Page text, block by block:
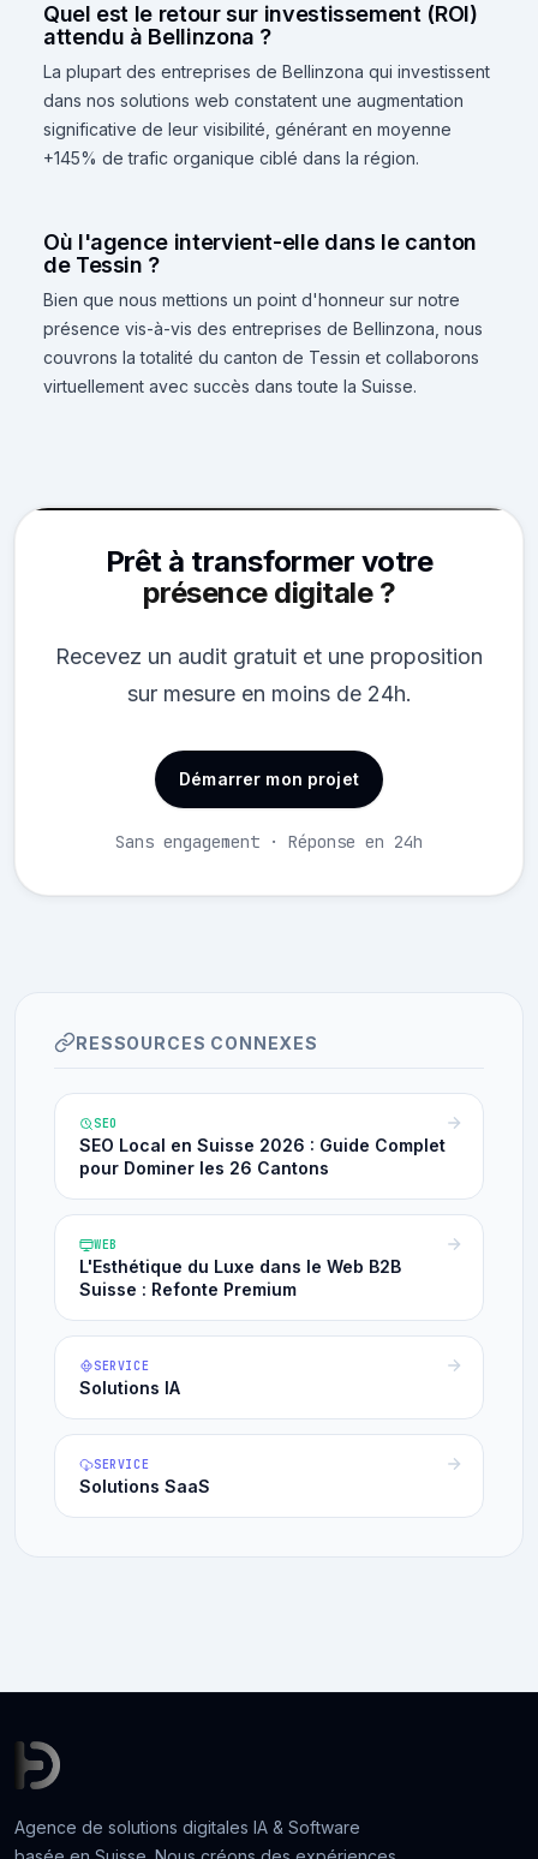
Quel est le retour sur investissement (ROI)
attendu à Bellinzona ?
La plupart des entreprises de Bellinzona qui investissent
dans nos solutions web constatent une augmentation
significative de leur visibilité, générant en moyenne
+145% de trafic organique ciblé dans la région.
Où l'agence intervient-elle dans le canton
de Tessin ?
Bien que nous mettions un point d'honneur sur notre
présence vis-à-vis des entreprises de Bellinzona, nous
couvrons la totalité du canton de Tessin et collaborons
virtuellement avec succès dans toute la Suisse.
Prêt à transformer votre
présence digitale ?
Recevez un audit gratuit et une proposition
sur mesure en moins de 24h.
Démarrer mon projet
Sans engagement · Réponse en 24h
RESSOURCES CONNEXES
SEO
SEO Local en Suisse 2026 : Guide Complet
pour Dominer les 26 Cantons
WEB
L'Esthétique du Luxe dans le Web B2B
Suisse : Refonte Premium
SERVICE
Solutions IA
SERVICE
Solutions SaaS
Agence de solutions digitales IA & Software